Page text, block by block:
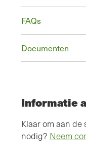
FAQs
Documenten
Informatie
Klaar om aan
nodig? Neem